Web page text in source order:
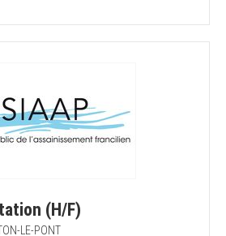
(H/F)
LE-PONT